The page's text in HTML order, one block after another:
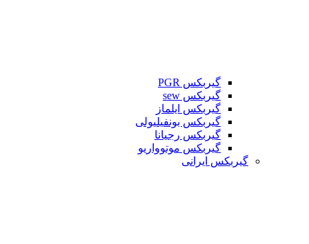
گیربکس PGR
گیربکس sew
گیربکس ایلماز
گیربکس بونفیلیولی
گیربکس رجیانا
گیربکس موتوواریو
گیربکس ایرانی